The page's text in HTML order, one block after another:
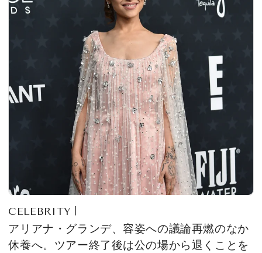
CELEBRITY
アリアナ・グランデ、容姿への議論再燃のなか
休養へ。ツアー終了後は公の場から退くことを